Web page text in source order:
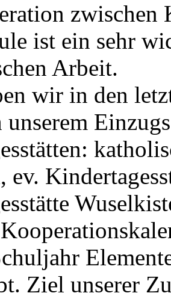
zwischen
ist ein sehr
Arbeit.
wir in den
ev.
Ziel unserer